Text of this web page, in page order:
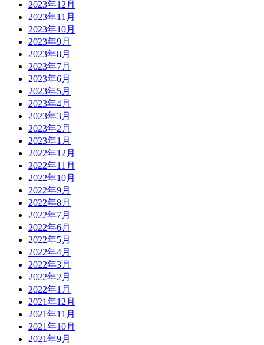
2023年12月
2023年11月
2023年10月
2023年9月
2023年8月
2023年7月
2023年6月
2023年5月
2023年4月
2023年3月
2023年2月
2023年1月
2022年12月
2022年11月
2022年10月
2022年9月
2022年8月
2022年7月
2022年6月
2022年5月
2022年4月
2022年3月
2022年2月
2022年1月
2021年12月
2021年11月
2021年10月
2021年9月